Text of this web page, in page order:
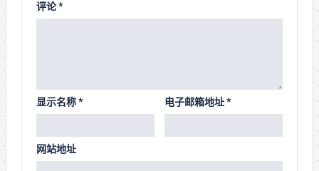
评论*
显示名称* 电子邮箱地址*
网站地址